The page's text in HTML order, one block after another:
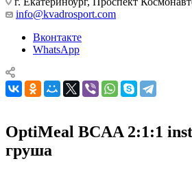
info@kvadrosport.com
Вконтакте
WhatsApp
OptiMeal BCAA 2:1:1
груша